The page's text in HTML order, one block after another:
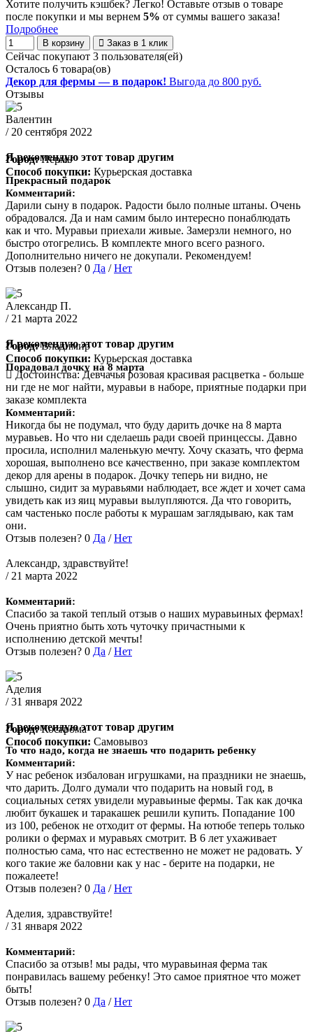
Хотите получить кэшбек? Легко! Оставьте отзыв о товаре
после покупки и мы вернем 5% от суммы вашего заказа!
Подробнее
В корзину Заказ в 1 клик
Сейчас покупают 3 пользователя(ей)
Осталось 6 товара(ов)
Декор для фермы — в подарок! Выгода до 800 руб.
Отзывы
Валентин
/ 20 сентября 2022
Я рекомендую этот товар другим
Город:Пермь
Способ покупки: Курьерская доставка
Прекрасный подарок
Комментарий:
Дарили сыну в подарок. Радости было полные штаны. Очень
обрадовался. Да и нам самим было интересно понаблюдать
как и что. Муравьи приехали живые. Замерзли немного, но
быстро отогрелись. В комплекте много всего разного.
Дополнительно ничего не докупали. Рекомендуем!
Отзыв полезен? 0 Да /Нет
Александр П.
/ 21 марта 2022
Я рекомендую этот товар другим
Город:Владимир
Способ покупки: Курьерская доставка
Порадовал дочку на 8 марта
Достоинства:Девчачья розовая красивая расцветка - больше
ни где не мог найти, муравьи в наборе, приятные подарки при
заказе комплекта
Комментарий:
Никогда бы не подумал, что буду дарить дочке на 8 марта
муравьев. Но что ни сделаешь ради своей принцессы. Давно
просила, исполнил маленькую мечту. Хочу сказать, что ферма
хорошая, выполнено все качественно, при заказе комплектом
декор для арены в подарок. Дочку теперь ни видно, не
слышно, сидит за муравьями наблюдает, все ждет и хочет сама
увидеть как из яиц муравьи вылупляются. Да что говорить,
сам частенько после работы к мурашам заглядываю, как там
они.
Отзыв полезен? 0 Да /Нет
Александр, здравствуйте!
/ 21 марта 2022
Комментарий:
Спасибо за такой теплый отзыв о наших муравьиных фермах!
Очень приятно быть хоть чуточку причастными к
исполнению детской мечты!
Отзыв полезен? 0 Да /Нет
Аделия
/ 31 января 2022
Я рекомендую этот товар другим
Город:Кострома
Способ покупки: Самовывоз
То что надо, когда не знаешь что подарить ребенку
Комментарий:
У нас ребенок избалован игрушками, на праздники не знаешь,
что дарить. Долго думали что подарить на новый год, в
социальных сетях увидели муравьиные фермы. Так как дочка
любит букашек и таракашек решили купить. Попадание 100
из 100, ребенок не отходит от фермы. На ютюбе теперь только
ролики о фермах и муравьях смотрит. В 6 лет ухаживает
полностью сама, что нас естественно не может не радовать. У
кого такие же баловни как у нас - берите на подарки, не
пожалеете!
Отзыв полезен? 0 Да /Нет
Аделия, здравствуйте!
/ 31 января 2022
Комментарий:
Спасибо за отзыв! мы рады, что муравьиная ферма так
понравилась вашему ребенку! Это самое приятное что может
быть!
Отзыв полезен? 0 Да /Нет